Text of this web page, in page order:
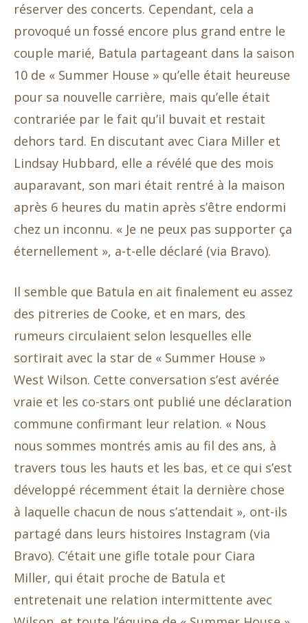
réserver des concerts. Cependant, cela a
provoqué un fossé encore plus grand entre le
couple marié, Batula partageant dans la saison
10 de « Summer House » qu’elle était heureuse
pour sa nouvelle carrière, mais qu’elle était
contrariée par le fait qu’il buvait et restait
dehors tard. En discutant avec Ciara Miller et
Lindsay Hubbard, elle a révélé que des mois
auparavant, son mari était rentré à la maison
après 6 heures du matin après s’être endormi
chez un inconnu. « Je ne peux pas supporter ça
éternellement », a-t-elle déclaré (via Bravo).
Il semble que Batula en ait finalement eu assez
des pitreries de Cooke, et en mars, des
rumeurs circulaient selon lesquelles elle
sortirait avec la star de « Summer House »
West Wilson. Cette conversation s’est avérée
vraie et les co-stars ont publié une déclaration
commune confirmant leur relation. « Nous
nous sommes montrés amis au fil des ans, à
travers tous les hauts et les bas, et ce qui s’est
développé récemment était la dernière chose
à laquelle chacun de nous s’attendait », ont-ils
partagé dans leurs histoires Instagram (via
Bravo). C’était une gifle totale pour Ciara
Miller, qui était proche de Batula et
entretenait une relation intermittente avec